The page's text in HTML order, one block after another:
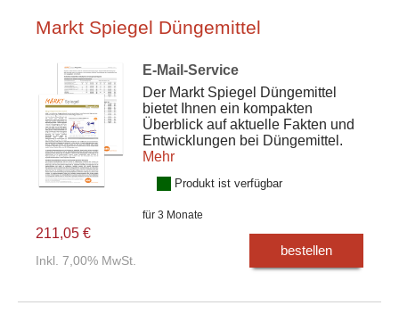
Markt Spiegel Düngemittel
E-Mail-Service
Der Markt Spiegel Düngemittel
bietet Ihnen ein kompakten
Überblick auf aktuelle Fakten und
Entwicklungen bei Düngemittel.
Mehr
Produkt ist verfügbar
für 3 Monate
211,05 €
Inkl. 7,00% MwSt.
bestellen